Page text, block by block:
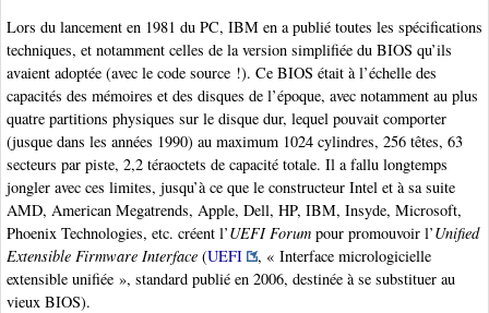
Lors du lancement en 1981 du PC, IBM en a publié toutes les spécifications
techniques, et notamment celles de la version simplifiée du BIOS qu’ils
avaient adoptée (avec le code source !). Ce BIOS était à l’échelle des
capacités des mémoires et des disques de l’époque, avec notamment au plus
quatre partitions physiques sur le disque dur, lequel pouvait comporter
(jusque dans les années 1990) au maximum 1024 cylindres, 256 têtes, 63
secteurs par piste, 2,2 téraoctets de capacité totale. Il a fallu longtemps
jongler avec ces limites, jusqu’à ce que le constructeur Intel et à sa suite
AMD, American Megatrends, Apple, Dell, HP, IBM, Insyde, Microsoft,
Phoenix Technologies, etc. créent l’UEFI Forum pour promouvoir l’Unified
Extensible Firmware Interface (UEFI
, « Interface micrologicielle
extensible unifiée », standard publié en 2006, destinée à se substituer au
vieux BIOS).